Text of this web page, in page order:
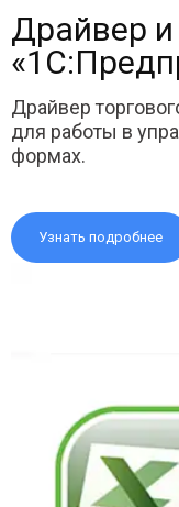
Драйвер и
Драйвер
для работы в
формах.
Узнать подробнее